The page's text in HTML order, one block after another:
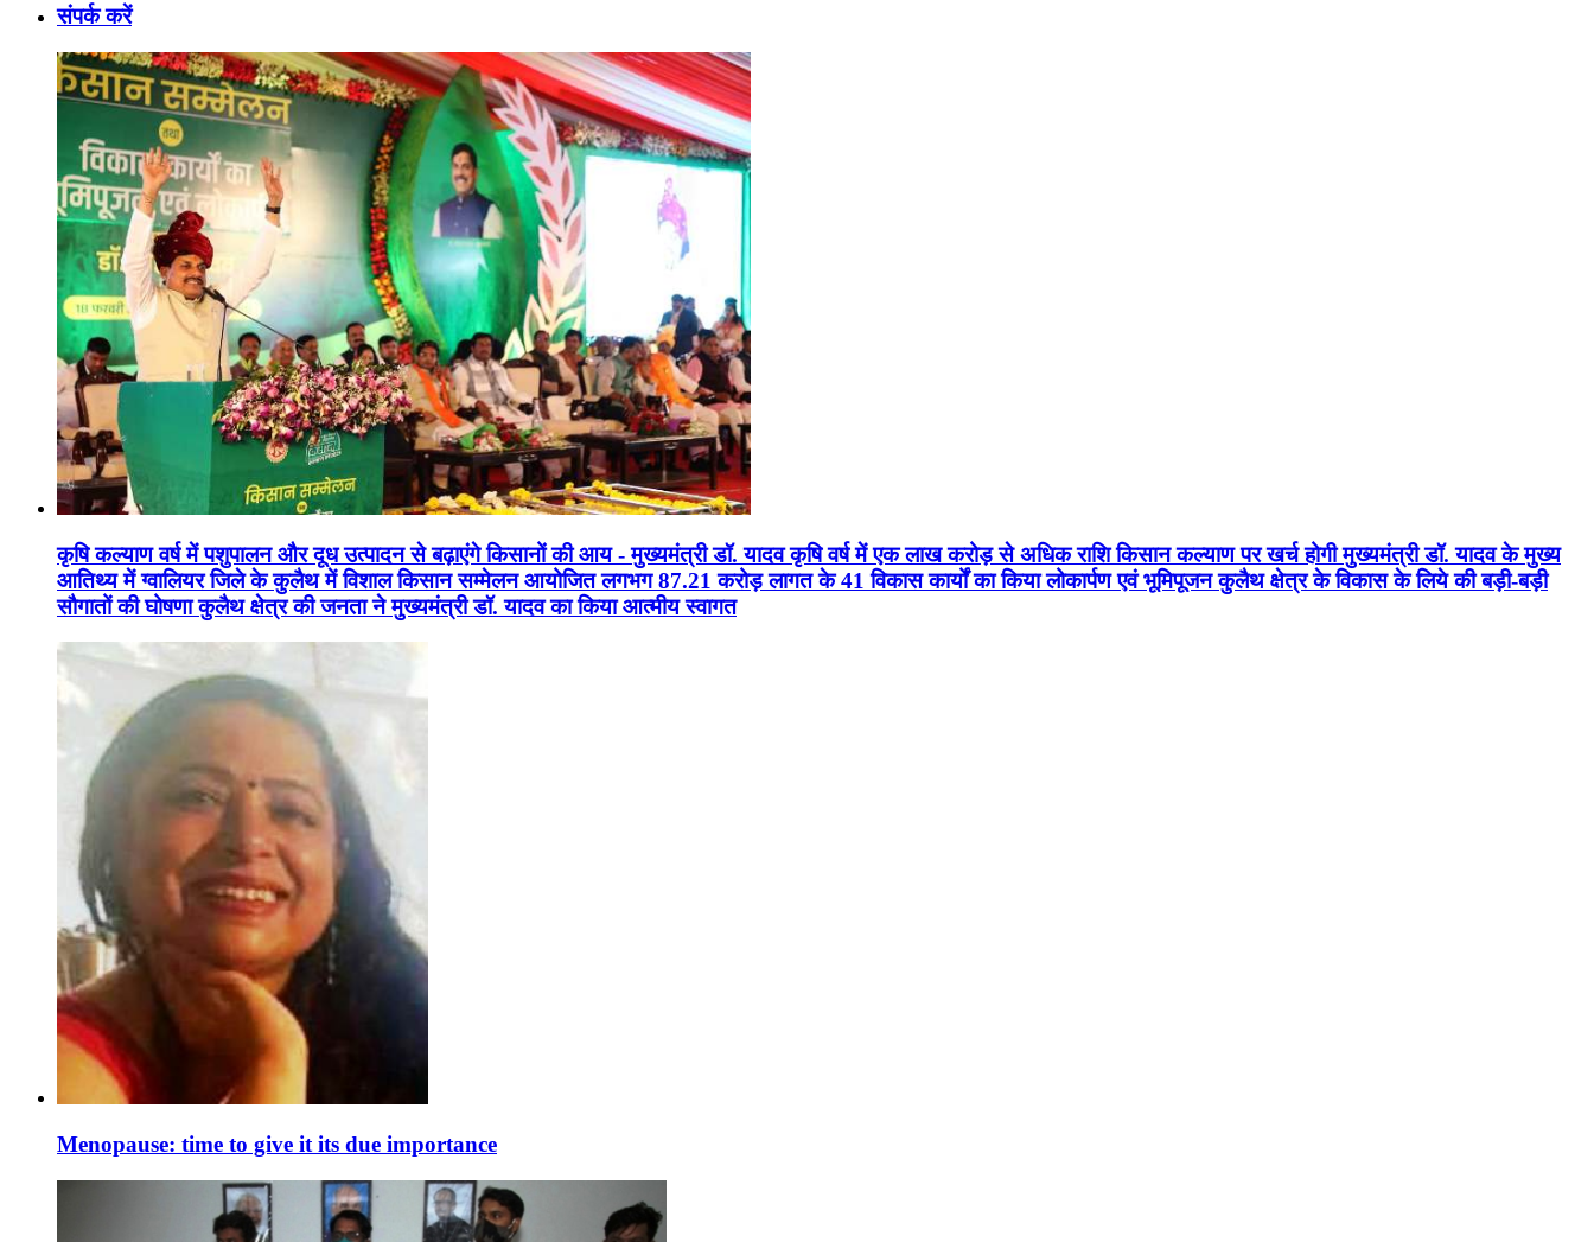
संपर्क करें
कृषि कल्याण वर्ष में पशुपालन और दूध उत्पादन से बढ़ाएंगे किसानों की आय - मुख्यमंत्री डॉ. यादव कृषि वर्ष में एक लाख करोड़ से अधिक राशि किसान कल्याण पर खर्च होगी मुख्यमंत्री डॉ. यादव के मुख्य
आतिथ्य में ग्वालियर जिले के कुलैथ में विशाल किसान सम्मेलन आयोजित लगभग 87.21 करोड़ लागत के 41 विकास कार्यों का किया लोकार्पण एवं भूमिपूजन कुलैथ क्षेत्र के विकास के लिये की बड़ी-बड़ी
सौगातों की घोषणा कुलैथ क्षेत्र की जनता ने मुख्यमंत्री डॉ. यादव का किया आत्मीय स्वागत
Menopause: time to give it its due importance